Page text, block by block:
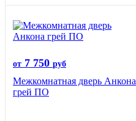
от 7 750 руб
Межкомнатная дверь Анкона
грей ПО